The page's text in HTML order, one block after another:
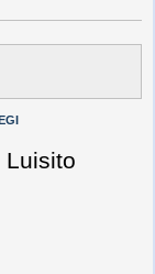
Luisito